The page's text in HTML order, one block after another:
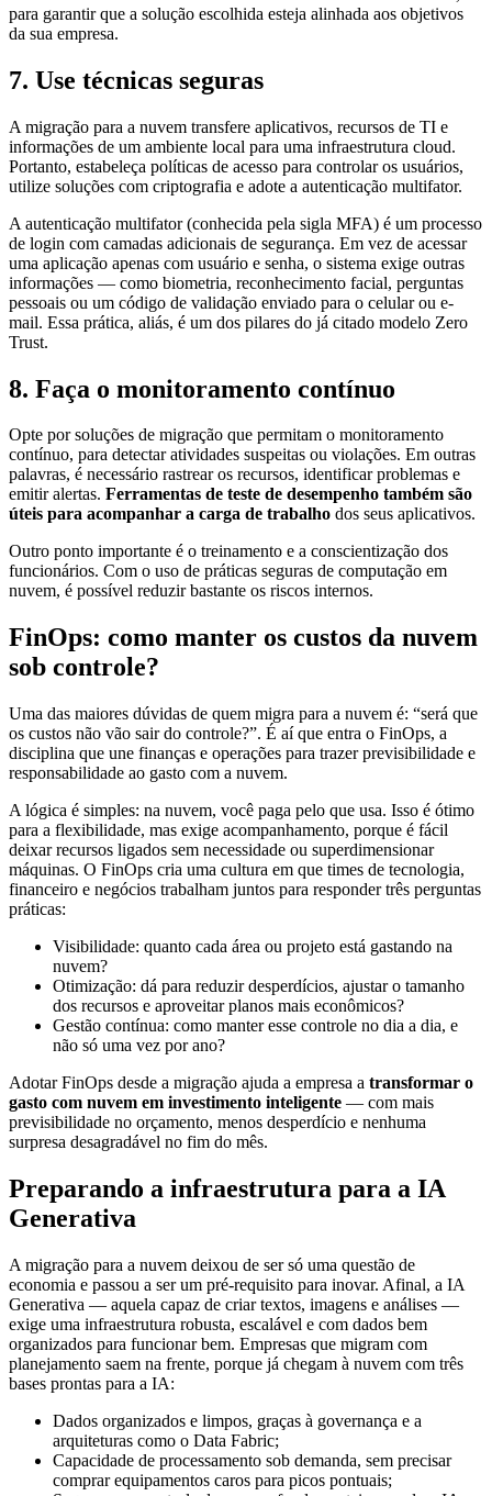
para garantir que a solução escolhida esteja alinhada aos objetivos
da sua empresa.
7. Use técnicas seguras
A migração para a nuvem transfere aplicativos, recursos de TI e
informações de um ambiente local para uma infraestrutura cloud.
Portanto, estabeleça políticas de acesso para controlar os usuários,
utilize soluções com criptografia e adote a autenticação multifator.
A autenticação multifator (conhecida pela sigla MFA) é um processo
de login com camadas adicionais de segurança. Em vez de acessar
uma aplicação apenas com usuário e senha, o sistema exige outras
informações — como biometria, reconhecimento facial, perguntas
pessoais ou um código de validação enviado para o celular ou e-
mail. Essa prática, aliás, é um dos pilares do já citado modelo Zero
Trust.
8. Faça o monitoramento contínuo
Opte por soluções de migração que permitam o monitoramento
contínuo, para detectar atividades suspeitas ou violações. Em outras
palavras, é necessário rastrear os recursos, identificar problemas e
emitir alertas. Ferramentas de teste de desempenho também são
úteis para acompanhar a carga de trabalho dos seus aplicativos.
Outro ponto importante é o treinamento e a conscientização dos
funcionários. Com o uso de práticas seguras de computação em
nuvem, é possível reduzir bastante os riscos internos.
FinOps: como manter os custos da nuvem
sob controle?
Uma das maiores dúvidas de quem migra para a nuvem é: “será que
os custos não vão sair do controle?”. É aí que entra o FinOps, a
disciplina que une finanças e operações para trazer previsibilidade e
responsabilidade ao gasto com a nuvem.
A lógica é simples: na nuvem, você paga pelo que usa. Isso é ótimo
para a flexibilidade, mas exige acompanhamento, porque é fácil
deixar recursos ligados sem necessidade ou superdimensionar
máquinas. O FinOps cria uma cultura em que times de tecnologia,
financeiro e negócios trabalham juntos para responder três perguntas
práticas:
Visibilidade: quanto cada área ou projeto está gastando na
nuvem?
Otimização: dá para reduzir desperdícios, ajustar o tamanho
dos recursos e aproveitar planos mais econômicos?
Gestão contínua: como manter esse controle no dia a dia, e
não só uma vez por ano?
Adotar FinOps desde a migração ajuda a empresa a transformar o
gasto com nuvem em investimento inteligente — com mais
previsibilidade no orçamento, menos desperdício e nenhuma
surpresa desagradável no fim do mês.
Preparando a infraestrutura para a IA
Generativa
A migração para a nuvem deixou de ser só uma questão de
economia e passou a ser um pré-requisito para inovar. Afinal, a IA
Generativa — aquela capaz de criar textos, imagens e análises —
exige uma infraestrutura robusta, escalável e com dados bem
organizados para funcionar bem. Empresas que migram com
planejamento saem na frente, porque já chegam à nuvem com três
bases prontas para a IA:
Dados organizados e limpos, graças à governança e a
arquiteturas como o Data Fabric;
Capacidade de processamento sob demanda, sem precisar
comprar equipamentos caros para picos pontuais;